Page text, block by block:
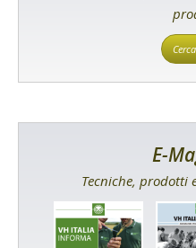
E-
Tecniche, prodotti